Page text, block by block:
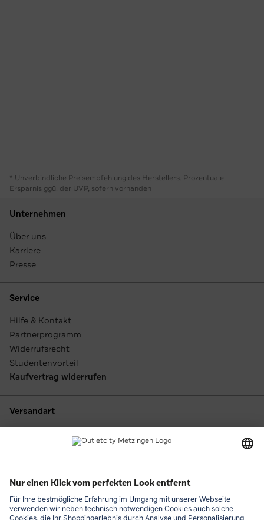
* Unverbindliche Preisempfehlung des Herstellers. Prozentuale
Ersparnis ggü. der UVP, sofern vorhanden
Unternehmen
Über uns
Karriere
Presse
Service
Hilfe & Kontakt
Partnerprogramm
Widerrufsrecht
Studentenvorteil
Kaufvertrag widerrufen
Versandart